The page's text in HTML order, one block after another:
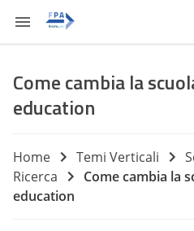
Come cambia la
education
Home Temi Verticali
Ricerca
Come cambia la
education